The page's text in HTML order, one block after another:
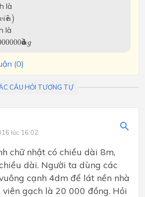
là
iê
n )
ên )
là
đ
ồ
ng
(0)
CÂU HỎI TƯƠNG TỰ
lúc 16:02
chữ nhật có chiều dài 8m,
dài. Người ta dùng các
cạnh 4dm để lát nền nhà
gạch là 20 000 đồng. Hỏi